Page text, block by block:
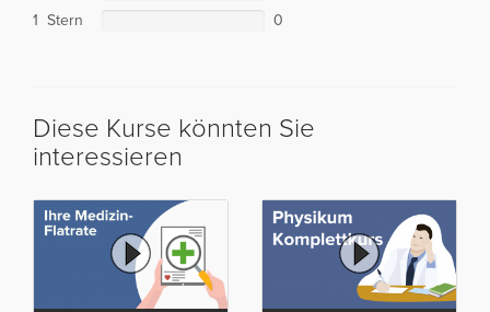
1 Stern
0
Diese Kurse könnten Sie
interessieren